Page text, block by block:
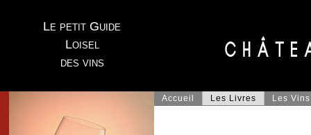
Le petit Guide
Loisel
des vins
Accueil Les Livres Les Vins